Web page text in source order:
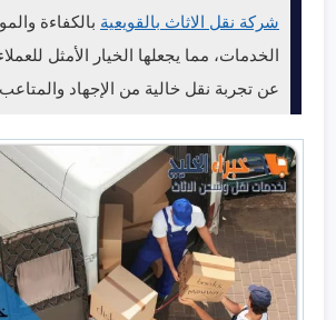
شركة نقل الاثاث بالقويعية بالكفاءة
الخدمات، مما يجعلها الخيار الأمثل
عن تجربة نقل خالية من الإجهاد